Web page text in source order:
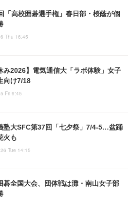
「高校囲碁選手権」春日部・桜蔭が個
Thu 16:45
み2026】電気通信大「ラボ体験」女子
向け7/18
Fri 9:45
塾大SFC第37回「七夕祭」7/4-5…盆踊
火も
Tue 14:15
碁全国大会、団体戦は灘・南山女子部